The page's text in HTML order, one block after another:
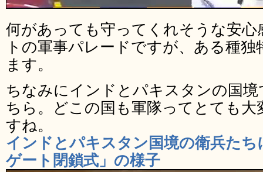
何があっても守ってくれそうな安
トの軍事パレードですが、ある種
ます。
ちなみにインドとパキスタンの国
ちら。どこの国も軍隊ってとても
すね。
インドとパキスタン国境の衛兵たち
ゲート閉鎖式」の様子